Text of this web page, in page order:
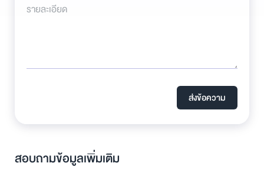
รายละเอียด
ส่งข้อความ
สอบถามข้อมูลเพิ่มเติม